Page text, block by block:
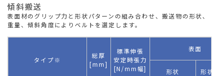
傾斜搬送
表面材のグリップ力と形状パターンの組み合わせ、搬送物の形状、
重量、傾斜角度によりベルトを選定します。
タイプ※
総厚
[mm]
標準伸張
安定時張力
[N/mm幅]
表面
形状 形状/